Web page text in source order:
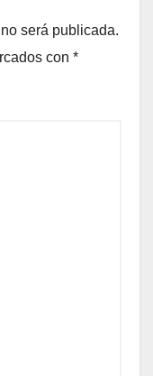
será publicada.
con *